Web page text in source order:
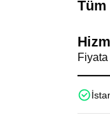
Fiyata